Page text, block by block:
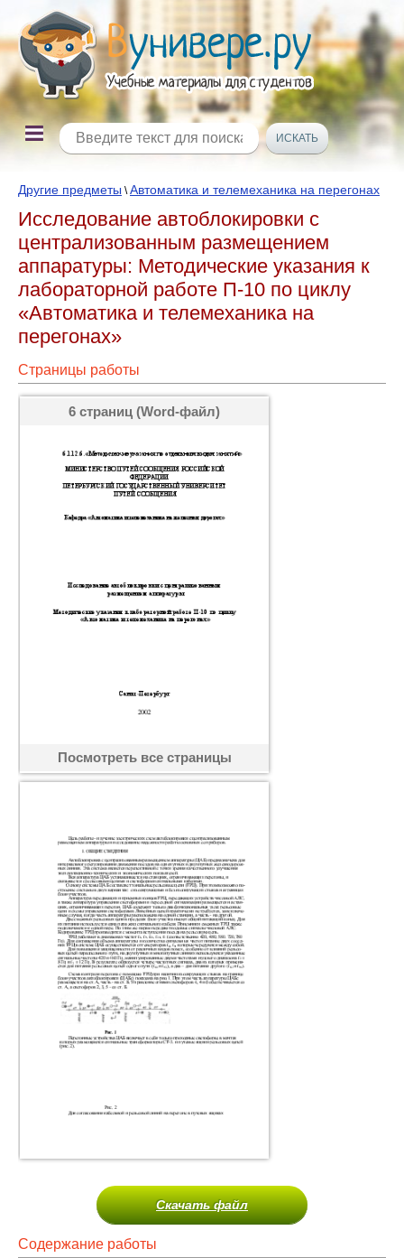
Другие предметы \Автоматика и телемеханика на перегонах
Исследование автоблокировки с
централизованным размещением
аппаратуры: Методические указания к
лабораторной работе П-10 по циклу
«Автоматика и телемеханика на
перегонах»
Страницы работы
6 страниц (Word-файл)
Посмотреть все страницы
Скачать файл
Содержание работы